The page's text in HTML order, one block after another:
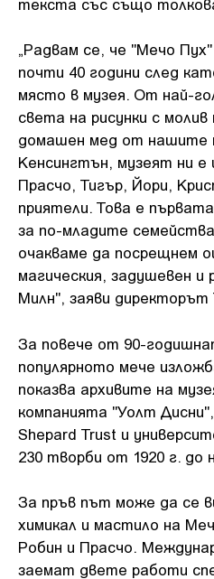
„Радвам се, че "Мечо
почти 40 години след
място в музея. От най-
света на рисунки с
домашен мед от нашите
Кенсингтън, музеят ни е
Прасчо, Тигър, Йори,
приятели. Това е
за по-младите
очакваме да посрещнем
магическия, задушевен и
Милн", заяви
За повече от 90-
популярното мече
показва архивите на
компанията "Уолт
Shepard Trust и
230 творби от 1920 г. до
За пръв път може да се
химикал и мастило на
Робин и Прасчо.
заемат двете работи